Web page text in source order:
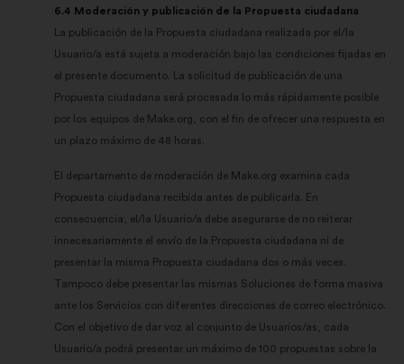
6.4 Moderación y publicación de la Propuesta ciudadana
La publicación de la Propuesta ciudadana realizada por el/la
Usuario/a está sujeta a moderación bajo las condiciones fijadas en
el presente documento. La solicitud de publicación de una
Propuesta ciudadana será procesada lo más rápidamente posible
por los equipos de Make.org, con el fin de ofrecer una respuesta en
un plazo máximo de 48 horas.
El departamento de moderación de Make.org examina cada
Propuesta ciudadana recibida antes de publicarla. En
consecuencia, el/la Usuario/a debe asegurarse de no reiterar
innecesariamente el envío de la Propuesta ciudadana ni de
presentar la misma Propuesta ciudadana dos o más veces.
Tampoco debe presentar las mismas Soluciones de forma masiva
ante los Servicios con diferentes direcciones de correo electrónico.
Con el objetivo de dar voz al conjunto de Usuarios/as, cada
Usuario/a podrá presentar un máximo de 100 propuestas sobre la